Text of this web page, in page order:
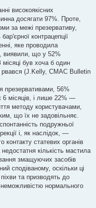
високоякісних
досягати 97%. Проте,
за межі презервативу,
контрацепції
яке проводила
виявили, що у 52%
місяці був хоча б один
рвався (J.Kelly, CMAC Bulletin
презервативами, 56%
місяців, і лише 22% —
методу користувачами,
що їх не задовільняє.
подружньої
і, як наслідок, —
контакту статевих органів
кількість мастила
змащуючих засобів
сподіваному, оскільки ці
та призводять до
неможливістю нормального